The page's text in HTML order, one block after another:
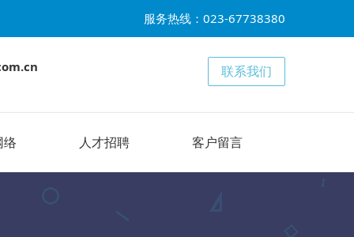
服务热线：023-67738380
联系我们
络 人才招聘 客户留言